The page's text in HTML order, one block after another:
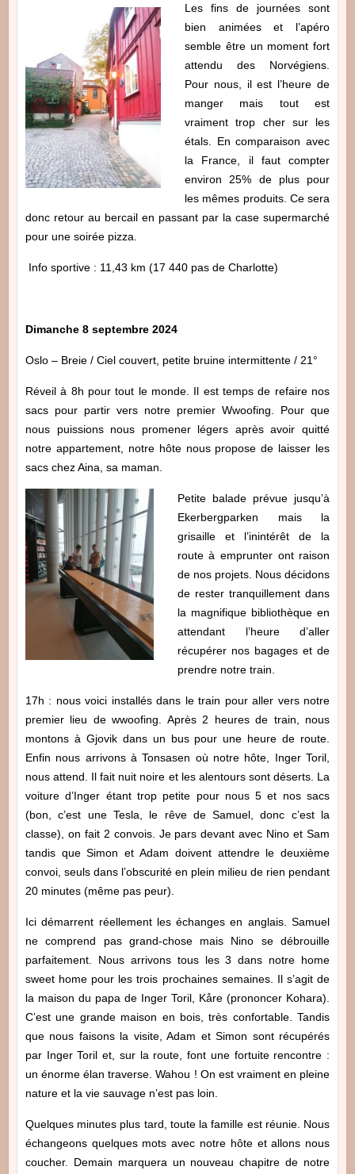
Les fins de journées sont
bien animées et l’apéro
semble être un moment fort
attendu des Norvégiens.
Pour nous, il est l’heure de
manger mais tout est
vraiment trop cher sur les
étals. En comparaison avec
la France, il faut compter
environ 25% de plus pour
les mêmes produits. Ce sera
donc retour au bercail en passant par la case supermarché
pour une soirée pizza.
Info sportive : 11,43 km (17 440 pas de Charlotte)
Dimanche 8 septembre 2024
Oslo – Breie / Ciel couvert, petite bruine intermittente / 21°
Réveil à 8h pour tout le monde. Il est temps de refaire nos
sacs pour partir vers notre premier Wwoofing. Pour que
nous puissions nous promener légers après avoir quitté
notre appartement, notre hôte nous propose de laisser les
sacs chez Aina, sa maman.
Petite balade prévue jusqu’à
Ekerbergparken mais la
grisaille et l’inintérêt de la
route à emprunter ont raison
de nos projets. Nous décidons
de rester tranquillement dans
la magnifique bibliothèque en
attendant l’heure d’aller
récupérer nos bagages et de
prendre notre train.
17h : nous voici installés dans le train pour aller vers notre
premier lieu de wwoofing. Après 2 heures de train, nous
montons à Gjovik dans un bus pour une heure de route.
Enfin nous arrivons à Tonsasen où notre hôte, Inger Toril,
nous attend. Il fait nuit noire et les alentours sont déserts. La
voiture d’Inger étant trop petite pour nous 5 et nos sacs
(bon, c’est une Tesla, le rêve de Samuel, donc c’est la
classe), on fait 2 convois. Je pars devant avec Nino et Sam
tandis que Simon et Adam doivent attendre le deuxième
convoi, seuls dans l’obscurité en plein milieu de rien pendant
20 minutes (même pas peur).
Ici démarrent réellement les échanges en anglais. Samuel
ne comprend pas grand-chose mais Nino se débrouille
parfaitement. Nous arrivons tous les 3 dans notre home
sweet home pour les trois prochaines semaines. Il s’agit de
la maison du papa de Inger Toril, Kåre (prononcer Kohara).
C’est une grande maison en bois, très confortable. Tandis
que nous faisons la visite, Adam et Simon sont récupérés
par Inger Toril et, sur la route, font une fortuite rencontre :
un énorme élan traverse. Wahou ! On est vraiment en pleine
nature et la vie sauvage n’est pas loin.
Quelques minutes plus tard, toute la famille est réunie. Nous
échangeons quelques mots avec notre hôte et allons nous
coucher. Demain marquera un nouveau chapitre de notre